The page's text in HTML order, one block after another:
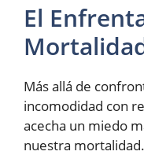
El
Más allá de
incomodidad con
acecha un miedo
nuestra mortalidad.